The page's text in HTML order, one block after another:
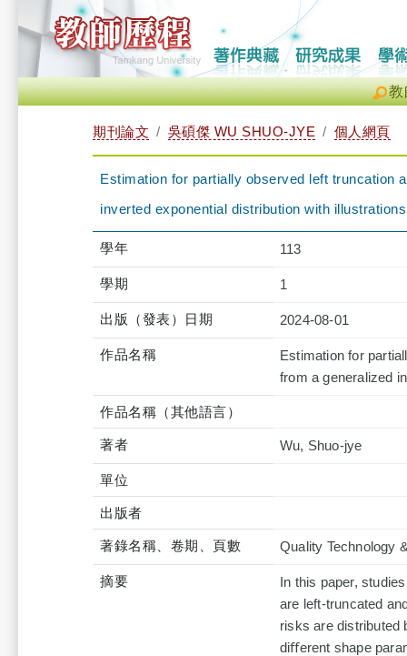
教
期刊論文 吳碩傑 WU SHUO-JYE 個人網頁
Estimation for partially observed left truncation
inverted exponential distribution with illustrations
學年 113
學期 1
出版（發表）日期 2024-08-01
作品名稱
Estimation for
from a generalized
作品名稱（其他語言）
著者 Wu, Shuo-jye
單位
出版者
著錄名稱、卷期、頁數 Quality Technology
摘要
In this paper,
are left-truncated
risks are distributed
diﬀerent shape